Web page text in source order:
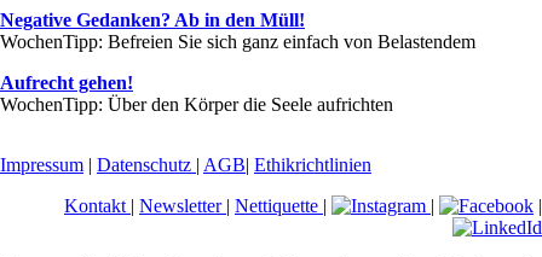
Negative Gedanken? Ab in den Müll!
WochenTipp: Befreien Sie sich ganz einfach von Belastendem
Aufrecht gehen!
WochenTipp: Über den Körper die Seele aufrichten
Impressum | Datenschutz | AGB| Ethikrichtlinien
Kontakt | Newsletter | Nettiquette | | |